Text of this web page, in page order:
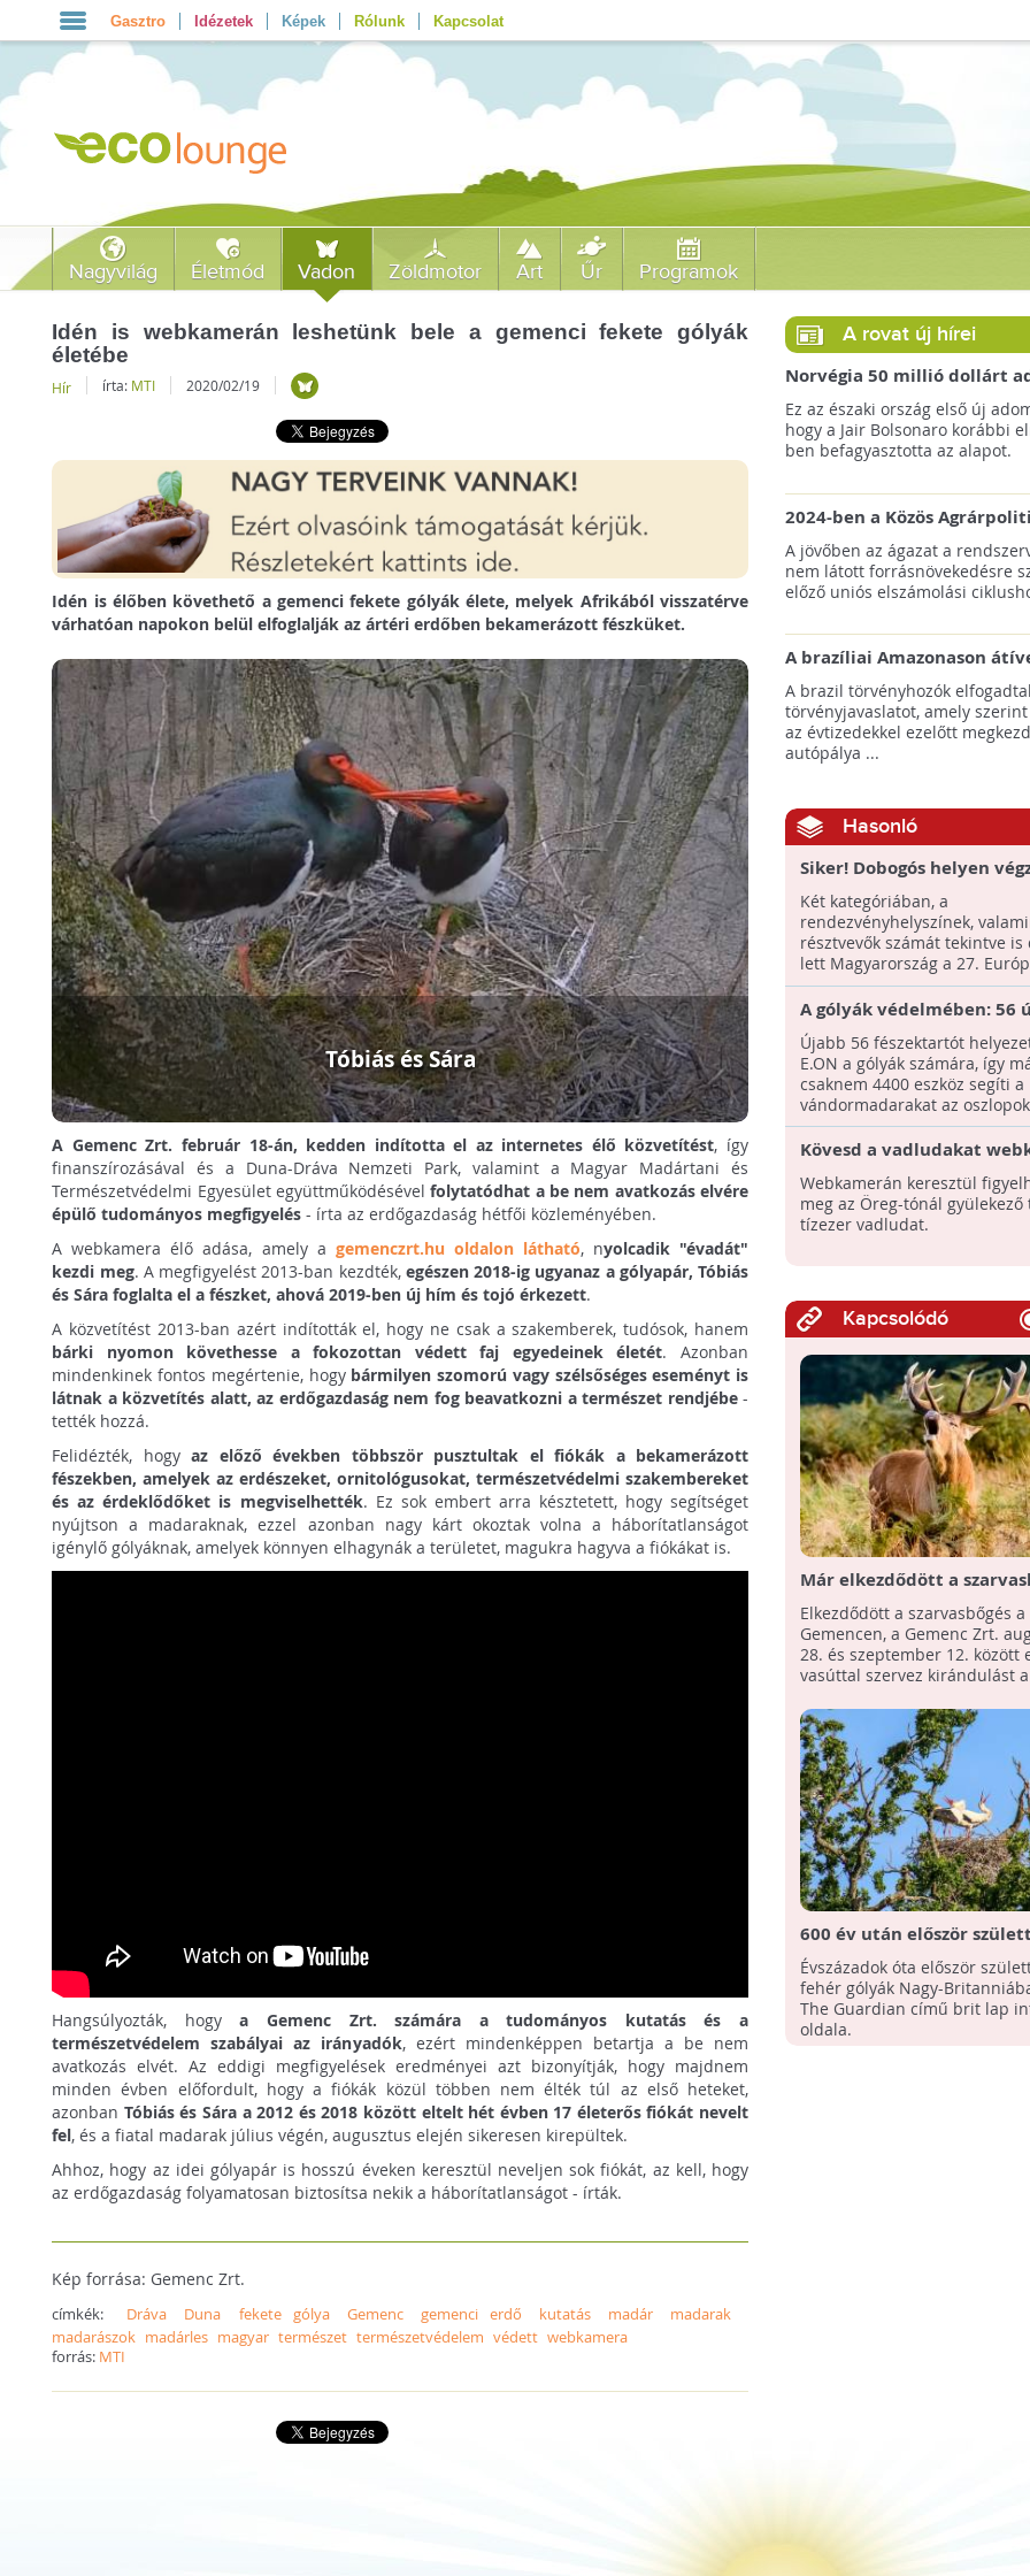
Gasztro Idézetek Képek Rólunk Kapcsolat
Nagyvilág Életmód Vadon Zöldmotor Art Űr Programok
Idén is webkamerán leshetünk bele a gemenci fekete gólyák
életébe
Hír írta: MTI 2020/02/19
Idén is élőben követhető a gemenci fekete gólyák élete, melyek Afrikából visszatérve
várhatóan napokon belül elfoglalják az ártéri erdőben bekamerázott fészküket.
Tóbiás és Sára
A Gemenc Zrt. február 18-án, kedden indította el az internetes élő közvetítést, így
finanszírozásával és a Duna-Dráva Nemzeti Park, valamint a Magyar Madártani és
Természetvédelmi Egyesület együttműködésévelfolytatódhat a be nem avatkozás elvére
épülő tudományos megfigyelés - írta az erdőgazdaság hétfői közleményében.
A webkamera élő adása, amely a gemenczrt.hu oldalon látható, nyolcadik "évadát"
kezdi meg. A megfigyelést 2013-ban kezdték, egészen 2018-ig ugyanaz a gólyapár, Tóbiás
és Sára foglalta el a fészket, ahová 2019-ben új hím és tojó érkezett.
A közvetítést 2013-ban azért indították el, hogy ne csak a szakemberek, tudósok, hanem
bárki nyomon követhesse a fokozottan védett faj egyedeinek életét. Azonban
mindenkinek fontos megértenie, hogy bármilyen szomorú vagy szélsőséges eseményt is
látnak a közvetítés alatt, az erdőgazdaság nem fog beavatkozni a természet rendjébe-
tették hozzá.
Felidézték, hogyaz előző években többször pusztultak el fiókák a bekamerázott
fészekben, amelyek az erdészeket, ornitológusokat, természetvédelmi szakembereket
és az érdeklődőket is megviselhették. Ez sok embert arra késztetett, hogy segítséget
nyújtson a madaraknak, ezzel azonban nagy kárt okoztak volna a háborítatlanságot
igénylő gólyáknak, amelyek könnyen elhagynák a területet, magukra hagyva a fiókákat is.
Hangsúlyozták, hogya Gemenc Zrt. számára a tudományos kutatás és a
természetvédelem szabályai az irányadók, ezért mindenképpen betartja a be nem
avatkozás elvét. Az eddigi megfigyelések eredményei azt bizonyítják, hogy majdnem
minden évben előfordult, hogy a fiókák közül többen nem élték túl az első heteket,
azonban Tóbiás és Sára a 2012 és 2018 között eltelt hét évben 17 életerős fiókát nevelt
fel, és a fiatal madarak július végén, augusztus elején sikeresen kirepültek.
Ahhoz, hogy az idei gólyapár is hosszú éveken keresztül neveljen sok fiókát, az kell, hogy
az erdőgazdaság folyamatosan biztosítsa nekik a háborítatlanságot - írták.
Kép forrása: Gemenc Zrt.
címkék: Dráva Duna fekete gólya Gemenc gemenci erdő kutatás madár
madarak
madarászok madárles magyar természet természetvédelem védett webkamera
forrás: MTI
A rovat új hírei
Norvégia 50 millió dollárt
a brazil Amazonas-alapnak a
erdőirtás miatt
Ez az északi ország első új
hogy a Jair Bolsonaro korábbi
ben befagyasztotta az alapot.
2024-ben a Közös
keretein belül az
pályázatok az elsők között
majd meg
A jövőben az ágazat a
nem látott forrásnövekedésre
előző uniós elszámolási
A brazíliai Amazonason
autópálya robbanásszerű
erdőirtást indíthat el
A brazil törvényhozók
törvényjavaslatot, amely
az évtizedekkel ezelőtt
autópálya ...
Hasonló
Siker! Dobogós helyen
Magyarország az Európai
Madármegfigyelő
Két kategóriában, a
rendezvényhelyszínek,
résztvevők számát tekintve is
lett Magyarország a 27.
A gólyák védelmében: 56
fészektartót helyeztek ki
villanyoszlopokra
Újabb 56 fészektartót
E.ON a gólyák számára, így
csaknem 4400 eszköz segíti a
vándormadarakat az
Kövesd a vadludakat
Webkamerán keresztül
meg az Öreg-tónál gyülekező
tízezer vadludat.
Kapcsolódó
Már elkezdődött a
Gemencen! - Várják az
érdeklődőket!
Elkezdődött a szarvasbőgés a
Gemencen, a Gemenc Zrt.
28. és szeptember 12. között
vasúttal szervez kirándulást
600 év után először
vadon fehér gólyák Nagy-
Britanniában
Évszázadok óta először
fehér gólyák Nagy-
The Guardian című brit lap
oldala.